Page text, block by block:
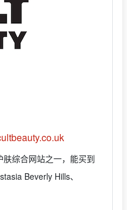
综合网站之一，能买到
Beverly Hills、